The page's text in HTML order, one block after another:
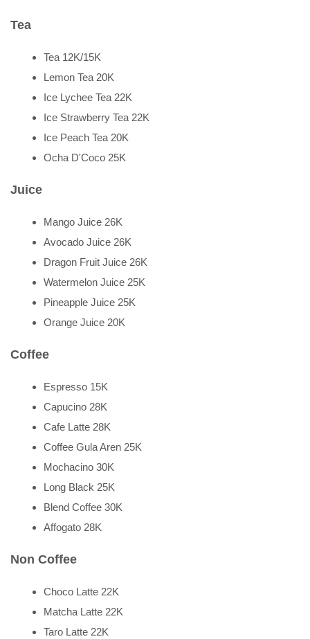
Tea
Tea 12K/15K
Lemon Tea 20K
Ice Lychee Tea 22K
Ice Strawberry Tea 22K
Ice Peach Tea 20K
Ocha D'Coco 25K
Juice
Mango Juice 26K
Avocado Juice 26K
Dragon Fruit Juice 26K
Watermelon Juice 25K
Pineapple Juice 25K
Orange Juice 20K
Coffee
Espresso 15K
Capucino 28K
Cafe Latte 28K
Coffee Gula Aren 25K
Mochacino 30K
Long Black 25K
Blend Coffee 30K
Affogato 28K
Non Coffee
Choco Latte 22K
Matcha Latte 22K
Taro Latte 22K